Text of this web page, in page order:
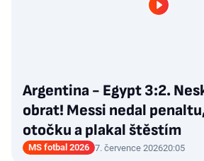
Argentina - Egypt 3:2.
obrat! Messi nedal
otočku a plakal štěstím
MS fotbal 2026 7. července 202620:05